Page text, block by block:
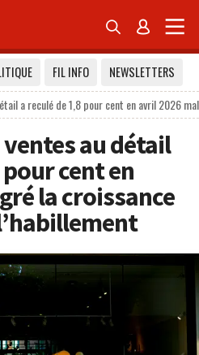
 
FIL INFO
NEWSLETTERS
a reculé de 1,8 pour cent en avril 2026
au détail
cent en
la croissance